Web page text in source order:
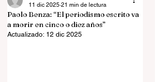
Paolo Benza: “El periodismo escrito va
a morir en cinco o diez años”
11 dic 2025 21 min de lectura
Actualizado: 12 dic 2025